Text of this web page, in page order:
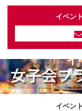
イベン
イ
最新
イベン